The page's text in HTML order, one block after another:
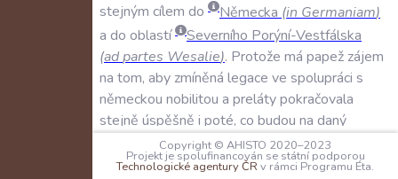
stejným cílem do Německa (in Germaniam)
a do oblastí Severního Porýní-Vestfálska
(adpartes Wesalie). Protože má papež zájem
na tom, aby zmíněná legace ve spolupráci s
německou nobilitou a prelátypokračovala
stejně úspěšně i poté, co budou na daný
vyčerpányprostředky z apoštolské
komory,kterájižneníschopnaprojinévysoké
Copyright © AHISTO 2020–2023
Projekt je spolufinancován se státní podporou
Technologické agentury ČR v rámci Programu Éta.